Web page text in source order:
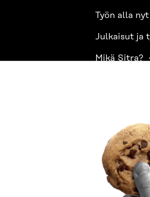
Työn alla nyt
Julkaisut ja
Mikä Sitra?
SITRA SOSIAALISESSA